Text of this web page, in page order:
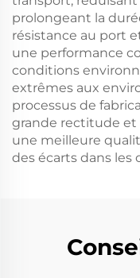
prolongeant la
résistance au port
une performance
conditions
extrêmes aux
processus de
grande rectitude
une meilleure
des écarts dans les